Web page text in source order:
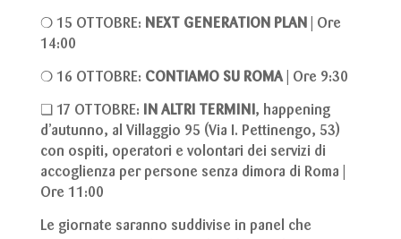
❍ 15 OTTOBRE: NEXT GENERATION PLAN| Ore
14:00
❍ 16 OTTOBRE: CONTIAMO SU ROMA| Ore 9:30
❏ 17 OTTOBRE: IN ALTRI TERMINI, happening
d’autunno, al Villaggio 95 (Via I. Pettinengo, 53)
con ospiti, operatori e volontari dei servizi di
accoglienza per persone senza dimora di Roma |
Ore 11:00
Le giornate saranno suddivise in panel che